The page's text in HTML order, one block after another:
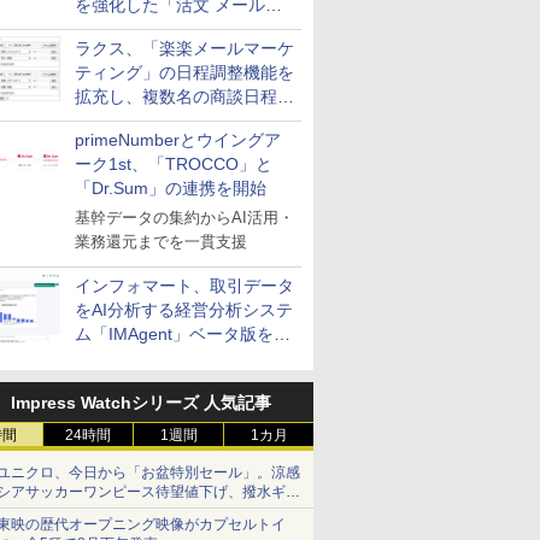
を強化した「活文 メール誤
送信防止アドインサービス」
を提供
ラクス、「楽楽メールマーケ
ティング」の日程調整機能を
拡充し、複数名の商談日程調
整を効率化
primeNumberとウイングア
ーク1st、「TROCCO」と
「Dr.Sum」の連携を開始
基幹データの集約からAI活用・
業務還元までを一貫支援
インフォマート、取引データ
をAI分析する経営分析システ
ム「IMAgent」ベータ版を提
Impress Watchシリーズ 人気記事
24時間 1週間 1カ月
ニクロ、今日から「お盆特別セール」。涼感
アサッカーワンピース待望値下げ、撥水ギア
ョーツは1990円に
映の歴代オープニング映像がカプセルトイ